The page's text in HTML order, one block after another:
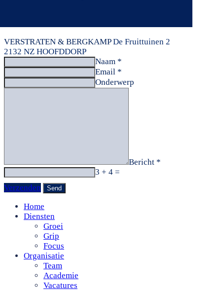
VERSTRATEN & BERGKAMP De Fruittuinen 2
2132 NZ HOOFDDORP
Naam *
Email *
Onderwerp
Bericht *
3 + 4 =
Verzenden
Home
Diensten
Groei
Grip
Focus
Organisatie
Team
Academie
Vacatures